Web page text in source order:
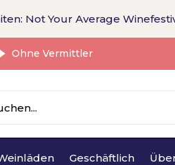
Geschäftlich
Ohne Vermittler
Not Your Average